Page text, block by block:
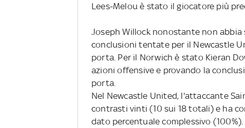
Lees-Melou è stato il giocatore più
Joseph Willock nonostante non
conclusioni tentate per il Newcastle
porta. Per il Norwich è stato Kieran
azioni offensive e provando la
porta.
Nel Newcastle United, l'attaccante
contrasti vinti (10 sui 18 totali) e ha
dato percentuale complessivo